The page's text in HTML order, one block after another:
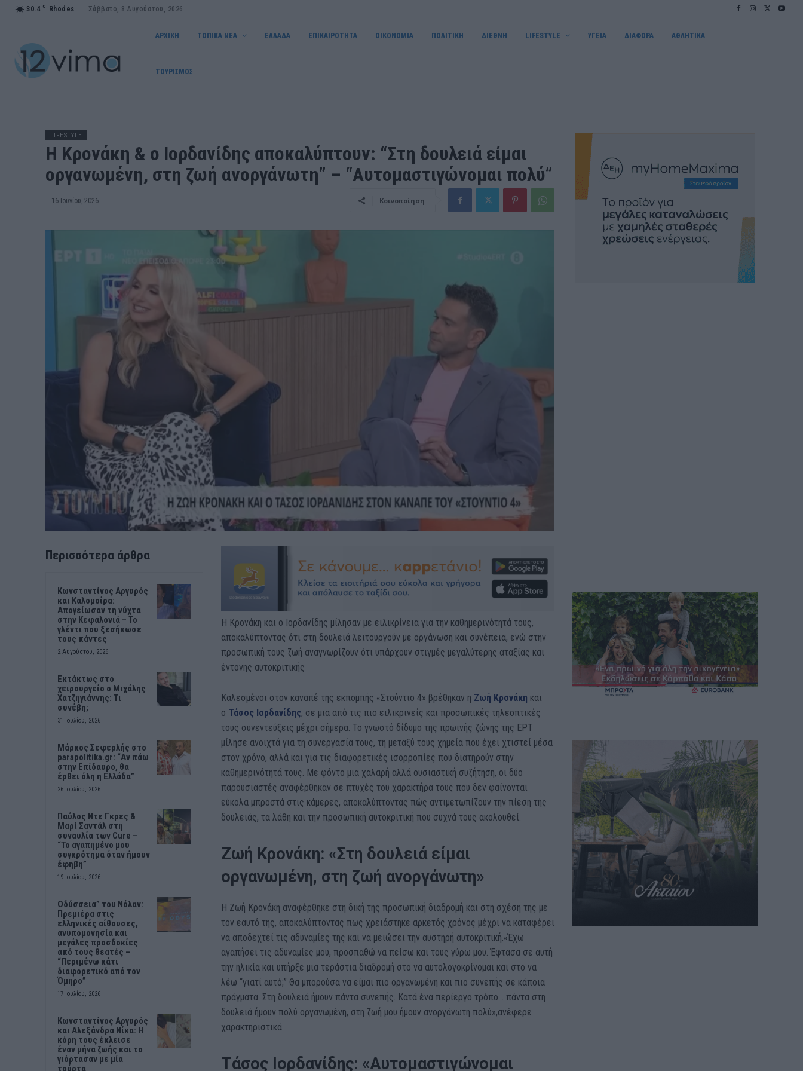
30.4 C Rhodes Σάββατο, 8 Αυγούστου, 2026
ΑΡΧΙΚΗ ΤΟΠΙΚΑ ΝΕΑ ΕΛΛΑΔΑ ΕΠΙΚΑΙΡΟΤΗΤΑ OIKONOMIA ΠΟΛΙΤΙΚΗ ΔΙΕΘΝΗ LIFESTYLE ΥΓΕΙΑ ΔΙΑΦΟΡΑ ΑΘΛΗΤΙΚΑ
ΤΟΥΡΙΣΜΟΣ
LIFESTYLE
Η Κρονάκη & ο Ιορδανίδης αποκαλύπτουν: “Στη δουλειά είμαι
οργανωμένη, στη ζωή ανοργάνωτη” – “Αυτομαστιγώνομαι πολύ”
16 Ιουνίου, 2026 Κοινοποίηση
Περισσότερα άρθρα
Κωνσταντίνος Αργυρός
και Καλομοίρα:
Απογείωσαν τη νύχτα
στην Κεφαλονιά – Το
γλέντι που ξεσήκωσε
τους πάντες
2 Αυγούστου, 2026
Εκτάκτως στο
χειρουργείο ο Μιχάλης
Χατζηγιάννης: Τι
συνέβη;
31 Ιουλίου, 2026
Μάρκος Σεφερλής στο
parapolitika.gr: “Αν πάω
στην Επίδαυρο, θα
έρθει όλη η Ελλάδα”
26 Ιουλίου, 2026
Παύλος Ντε Γκρες &
Μαρί Σαντάλ στη
συναυλία των Cure –
“Το αγαπημένο μου
συγκρότημα όταν ήμουν
έφηβη”
19 Ιουλίου, 2026
Οδύσσεια” του Νόλαν:
Πρεμιέρα στις
ελληνικές αίθουσες,
ανυπομονησία και
μεγάλες προσδοκίες
από τους θεατές –
“Περιμένω κάτι
διαφορετικό από τον
Όμηρο”
17 Ιουλίου, 2026
Κωνσταντίνος Αργυρός
και Αλεξάνδρα Νίκα: Η
κόρη τους έκλεισε
έναν μήνα ζωής και το
γιόρτασαν με μία
τούρτα
Η Κρονάκη και ο Ιορδανίδης μίλησαν με ειλικρίνεια για την καθημερινότητά τους,
αποκαλύπτοντας ότι στη δουλειά λειτουργούν με οργάνωση και συνέπεια, ενώ στην
προσωπική τους ζωή αναγνωρίζουν ότι υπάρχουν στιγμές μεγαλύτερης αταξίας και
έντονης αυτοκριτικής
Καλεσμένοι στον καναπέ της εκπομπής «Στούντιο 4» βρέθηκαν η Ζωή Κρονάκη και
ο Τάσος Ιορδανίδης, σε μια από τις πιο ειλικρινείς και προσωπικές τηλεοπτικές
τους συνεντεύξεις μέχρι σήμερα. Το γνωστό δίδυμο της πρωινής ζώνης της ΕΡΤ
μίλησε ανοιχτά για τη συνεργασία τους, τη μεταξύ τους χημεία που έχει χτιστεί μέσα
στον χρόνο, αλλά και για τις διαφορετικές ισορροπίες που διατηρούν στην
καθημερινότητά τους. Με φόντο μια χαλαρή αλλά ουσιαστική συζήτηση, οι δύο
παρουσιαστές αναφέρθηκαν σε πτυχές του χαρακτήρα τους που δεν φαίνονται
εύκολα μπροστά στις κάμερες, αποκαλύπτοντας πώς αντιμετωπίζουν την πίεση της
δουλειάς, τα λάθη και την προσωπική αυτοκριτική που συχνά τους ακολουθεί.
Ζωή Κρονάκη: «Στη δουλειά είμαι
οργανωμένη, στη ζωή ανοργάνωτη»
Η Ζωή Κρονάκη αναφέρθηκε στη δική της προσωπική διαδρομή και στη σχέση της με
τον εαυτό της, αποκαλύπτοντας πως χρειάστηκε αρκετός χρόνος μέχρι να καταφέρει
να αποδεχτεί τις αδυναμίες της και να μειώσει την αυστηρή αυτοκριτική.«Έχω
αγαπήσει τις αδυναμίες μου, προσπαθώ να πείσω και τους γύρω μου. Έφτασα σε αυτή
την ηλικία και υπήρξε μια τεράστια διαδρομή στο να αυτολογοκρίνομαι και στο να
λέω “γιατί αυτό;” Θα μπορούσα να είμαι πιο οργανωμένη και πιο συνεπής σε κάποια
πράγματα. Στη δουλειά ήμουν πάντα συνεπής. Κατά ένα περίεργο τρόπο… πάντα στη
δουλειά ήμουν πολύ οργανωμένη, στη ζωή μου ήμουν ανοργάνωτη πολύ»,ανέφερε
χαρακτηριστικά.
Τάσος Ιορδανίδης: «Αυτομαστιγώνομαι